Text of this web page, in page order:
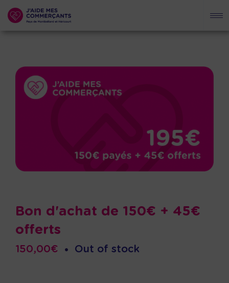
Bon d'achat de 150€ + 45€
offerts
150,00€ • Out of stock